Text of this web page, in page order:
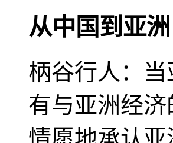
从中国到亚
柄谷行人：
有与亚洲经